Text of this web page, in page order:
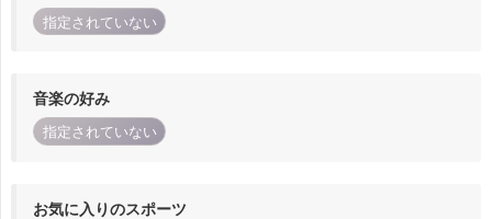
指定されていない
音楽の好み
指定されていない
お気に入りのスポーツ